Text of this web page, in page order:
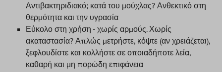
Αντιβακτηριδιακό; κατά του μούχλας? Ανθεκτικό στη
θερμότητα και την υγρασία
Εύκολο στη χρήση - χωρίς αρμούς. Χωρίς
ακαταστασία? Απλώς μετρήστε, κόψτε (αν χρειάζεται),
ξεφλουδίστε και κολλήστε σε οποιαδήποτε λεία,
καθαρή και μη πορώδη επιφάνεια